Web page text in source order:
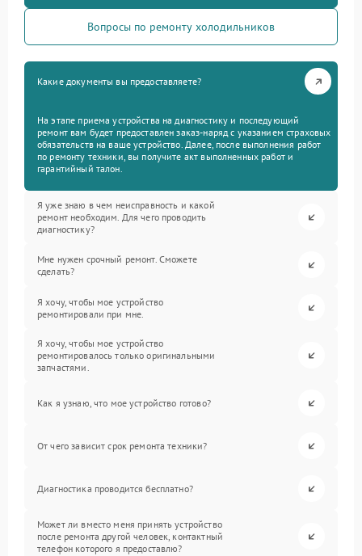
Вопросы по ремонту холодильников
Какие документы вы предоставляете?
На этапе приема устройства на диагностику и последующий
ремонт вам будет предоставлен заказ-наряд с указанием страховых
обязательств на ваше устройство. Далее, после выполнения работ
по ремонту техники, вы получите акт выполненных работ и
гарантийный талон.
Я уже знаю в чем неисправность и какой
ремонт необходим. Для чего проводить
диагностику?
Мне нужен срочный ремонт. Сможете
сделать?
Я хочу, чтобы мое устройство
ремонтировали при мне.
Я хочу, чтобы мое устройство
ремонтировалось только оригинальными
запчастями.
Как я узнаю, что мое устройство готово?
От чего зависит срок ремонта техники?
Диагностика проводится бесплатно?
Может ли вместо меня принять устройство
после ремонта другой человек, контактный
телефон которого я предоставлю?